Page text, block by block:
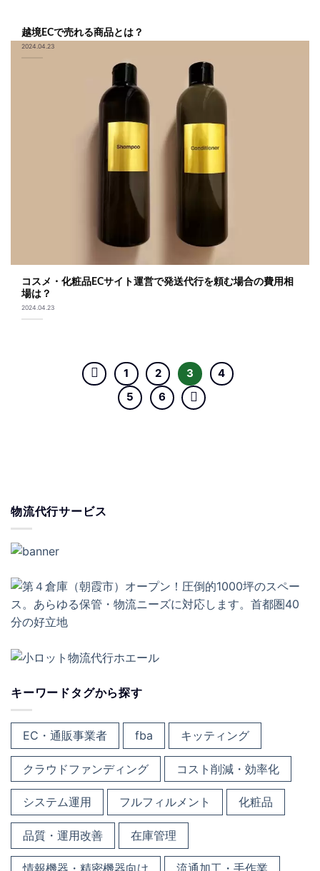
越境ECで売れる商品とは？
2024.04.23
コスメ・化粧品ECサイト運営で発送代行を頼む場合の費用相
場は？
2024.04.23
1 2 3
4
5
6
物流代行サービス
キーワードタグから探す
EC・通販事業者 fba キッティング
クラウドファンディング コスト削減・効率化
システム運用 フルフィルメント 化粧品
品質・運用改善 在庫管理